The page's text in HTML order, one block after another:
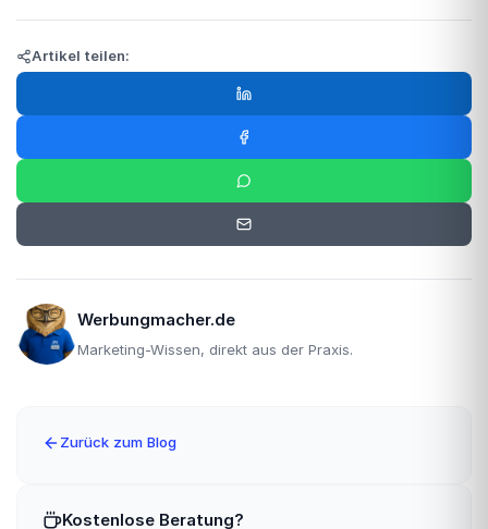
Artikel teilen:
Werbungmacher.de
Marketing-Wissen, direkt aus der Praxis.
Zurück zum Blog
Kostenlose Beratung?